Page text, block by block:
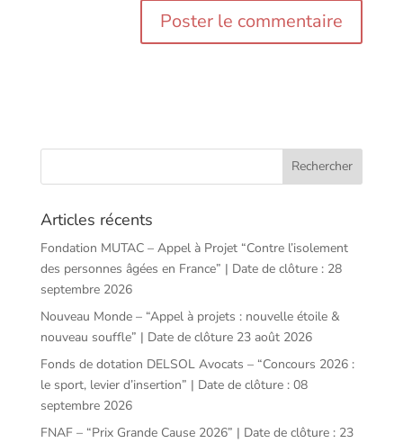
Articles récents
Fondation MUTAC – Appel à Projet “Contre l’isolement
des personnes âgées en France” | Date de clôture : 28
septembre 2026
Nouveau Monde – “Appel à projets : nouvelle étoile &
nouveau souffle” | Date de clôture 23 août 2026
Fonds de dotation DELSOL Avocats – “Concours 2026 :
le sport, levier d’insertion” | Date de clôture : 08
septembre 2026
FNAF – “Prix Grande Cause 2026” | Date de clôture : 23